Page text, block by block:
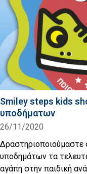
Smiley steps kids
υποδήματων
26/11/2020
υποδημάτων τα
αγάπη στην παιδική